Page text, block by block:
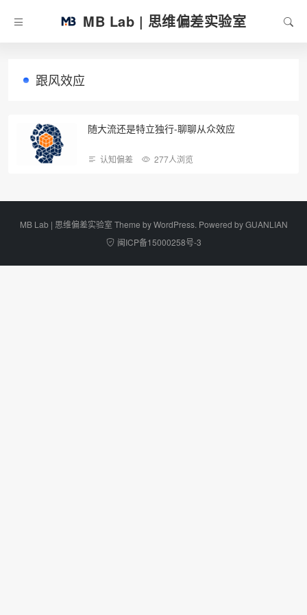
MB Lab | 思维偏差实验室
跟风效应
随大流还是特立独行-聊聊从众效应
认知偏差 277人浏览
MB Lab | 思维偏差实验室 Theme byWordPress. Powered byGUANLIAN
闽ICP备15000258号-3